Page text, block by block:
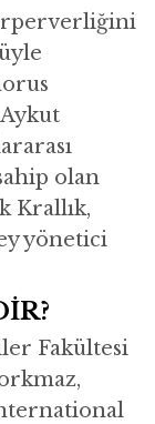
olan
Krallık,
yönetici
Fakültesi